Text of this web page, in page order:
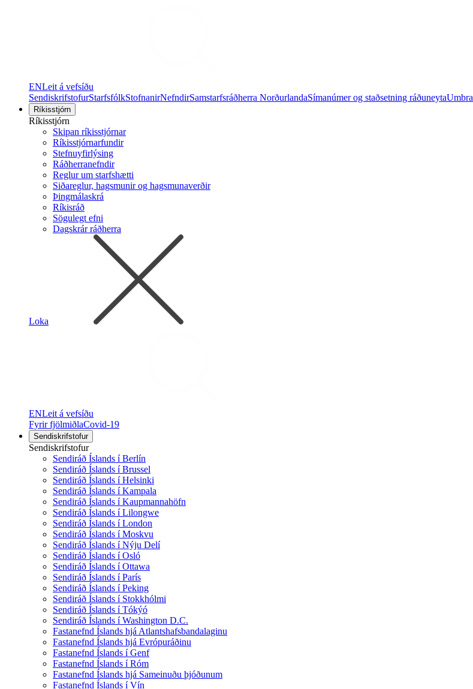
ENLeit á vefsíðu
SendiskrifstofurStarfsfólkStofnanirNefndirSamstarfsráðherra NorðurlandaSímanúmer og staðsetning ráðuneytaUmbra
Ríkisstjórn
Ríkisstjórn
Skipan ríkisstjórnar
Ríkisstjórnarfundir
Stefnuyfirlýsing
Ráðherranefndir
Reglur um starfshætti
Siðareglur, hagsmunir og hagsmunaverðir
Þingmálaskrá
Ríkisráð
Sögulegt efni
Dagskrár ráðherra
Loka
ENLeit á vefsíðu
Fyrir fjölmiðlaCovid-19
Sendiskrifstofur
Sendiskrifstofur
Sendiráð Íslands í Berlín
Sendiráð Íslands í Brussel
Sendiráð Íslands í Helsinki
Sendiráð Íslands í Kampala
Sendiráð Íslands í Kaupmannahöfn
Sendiráð Íslands í Lilongwe
Sendiráð Íslands í London
Sendiráð Íslands í Moskvu
Sendiráð Íslands í Nýju Delí
Sendiráð Íslands í Osló
Sendiráð Íslands í Ottawa
Sendiráð Íslands í París
Sendiráð Íslands í Peking
Sendiráð Íslands í Stokkhólmi
Sendiráð Íslands í Tókýó
Sendiráð Íslands í Washington D.C.
Fastanefnd Íslands hjá Atlantshafsbandalaginu
Fastanefnd Íslands hjá Evrópuráðinu
Fastanefnd Íslands í Genf
Fastanefnd Íslands í Róm
Fastanefnd Íslands hjá Sameinuðu þjóðunum
Fastanefnd Íslands í Vín